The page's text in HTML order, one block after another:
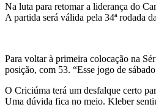
Na luta para retomar a liderança do
A partida será válida pela 34ª rodada
Para voltar à primeira colocação na
posição, com 53. “Esse jogo de
O Criciúma terá um desfalque certo
Uma dúvida fica no meio. Kleber